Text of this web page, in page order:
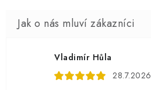
Vladimír Hůla
28.7.2026